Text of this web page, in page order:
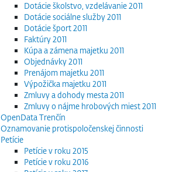
Dotácie školstvo, vzdelávanie 2011
Dotácie sociálne služby 2011
Dotácie šport 2011
Faktúry 2011
Kúpa a zámena majetku 2011
Objednávky 2011
Prenájom majetku 2011
Výpožička majetku 2011
Zmluvy a dohody mesta 2011
Zmluvy o nájme hrobových miest 2011
OpenData Trenčín
Oznamovanie protispoločenskej činnosti
Petície
Petície v roku 2015
Petície v roku 2016